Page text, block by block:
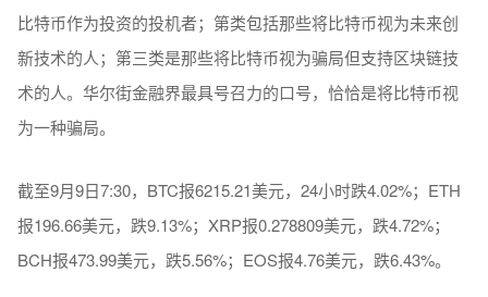
比特币作为投资的投机者；第类包括那些将比特币视为未来创
新技术的人；第三类是那些将比特币视为骗局但支持区块链技
术的人。华尔街金融界最具号召力的口号，恰恰是将比特币视
为一种骗局。
截至9月9日7:30，BTC报6215.21美元，24小时跌4.02%；ETH
报196.66美元，跌9.13%；XRP报0.278809美元，跌4.72%；
BCH报473.99美元，跌5.56%；EOS报4.76美元，跌6.43%。